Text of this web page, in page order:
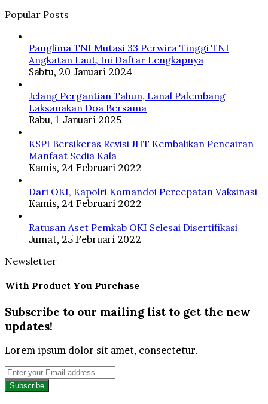
Popular Posts
Panglima TNI Mutasi 33 Perwira Tinggi TNI
Angkatan Laut, Ini Daftar Lengkapnya
Sabtu, 20 Januari 2024
Jelang Pergantian Tahun, Lanal Palembang
Laksanakan Doa Bersama
Rabu, 1 Januari 2025
KSPI Bersikeras Revisi JHT Kembalikan Pencairan
Manfaat Sedia Kala
Kamis, 24 Februari 2022
Dari OKI, Kapolri Komandoi Percepatan Vaksinasi
Kamis, 24 Februari 2022
Ratusan Aset Pemkab OKI Selesai Disertifikasi
Jumat, 25 Februari 2022
Newsletter
With Product You Purchase
Subscribe to our mailing list to get the new
updates!
Lorem ipsum dolor sit amet, consectetur.
Enter
your
Email